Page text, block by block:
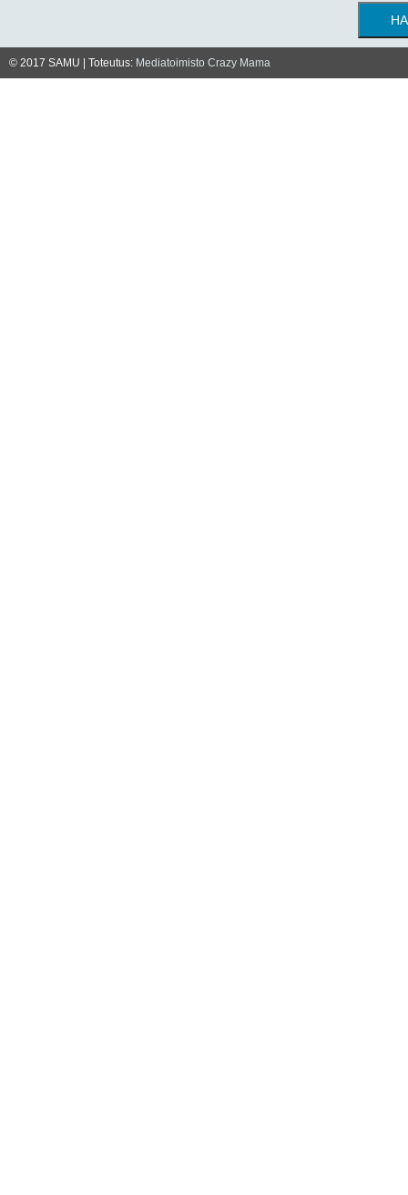
© 2017 SAMU | Toteutus: Mediatoimisto Crazy Mama